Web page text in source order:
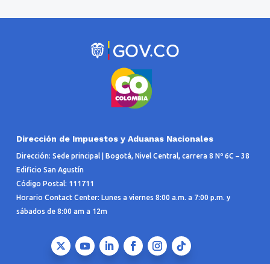
Dirección de Impuestos y Aduanas Nacionales
Dirección: Sede principal | Bogotá, Nivel Central, carrera 8 Nº 6C – 38
Edificio San Agustín
Código Postal: 111711
Horario Contact Center: Lunes a viernes 8:00 a.m. a 7:00 p.m. y
sábados de 8:00 am a 12m